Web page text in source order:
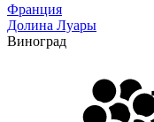
Франция
Долина Луары
Виноград